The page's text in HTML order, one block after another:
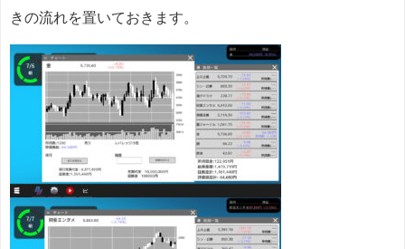
きの流れを置いておきます。